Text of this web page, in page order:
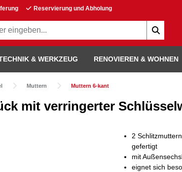
Reservierung und Abholung
& WERKZEUG RENOVIEREN & WOHNEN
Muttern Muttern 6-kant
mit verringerter
2
gefertigt
mit
eignet sich